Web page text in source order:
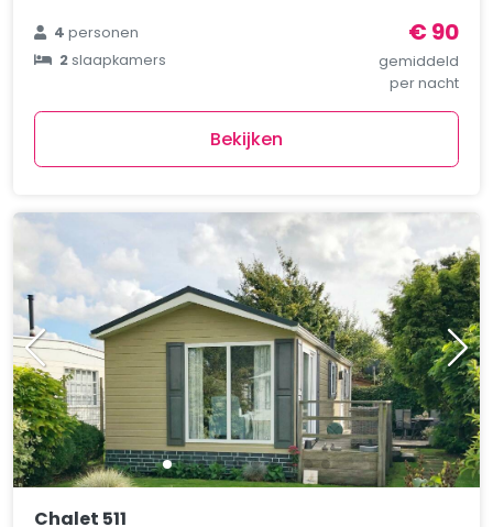
4personen
2slaapkamers
€ 90
gemiddeld
per nacht
Bekijken
Chalet 511